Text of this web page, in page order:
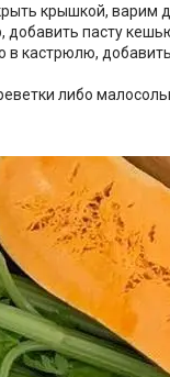
крышкой, варим
пасту
в кастрюлю,
либо